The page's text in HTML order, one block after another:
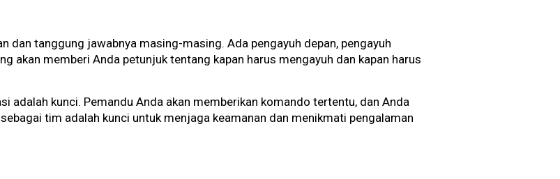
dan tanggung jawabnya masing-masing. Ada pengayuh depan, pengayuh
akan memberi Anda petunjuk tentang kapan harus mengayuh dan kapan harus
adalah kunci. Pemandu Anda akan memberikan komando tertentu, dan Anda
tim adalah kunci untuk menjaga keamanan dan menikmati pengalaman